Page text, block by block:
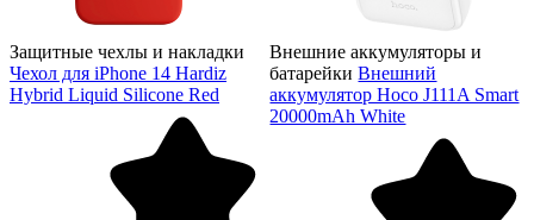
Защитные чехлы и накладки
Чехол для iPhone 14 Hardiz
Hybrid Liquid Silicone Red
Внешние аккумуляторы и
батарейки Внешний
аккумулятор Hoco J111A Smart
20000mAh White